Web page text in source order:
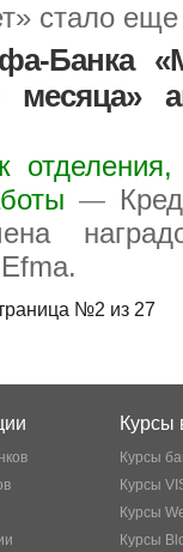
стало
Банка
месяца»
—
№2 из 27
Курсы
Курсы
Курсы
Курсы
Курсы